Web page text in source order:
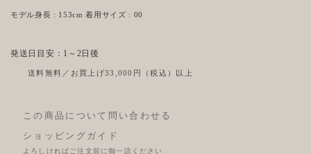
モデル身長 : 153cm 着用サイズ : 00
発送日目安：1～2日後
送料無料／お買上げ33,000円（税込）以上
この商品について問い合わせる
ショッピングガイド
よろしければご注文前に御一読ください